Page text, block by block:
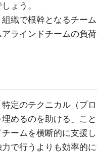
ょう。
織で根幹となるチー
ラインドチームの負
定のテクニカル（プ
めるのを助ける」こ
ームを横断的に支援し
で行うよりも効率的